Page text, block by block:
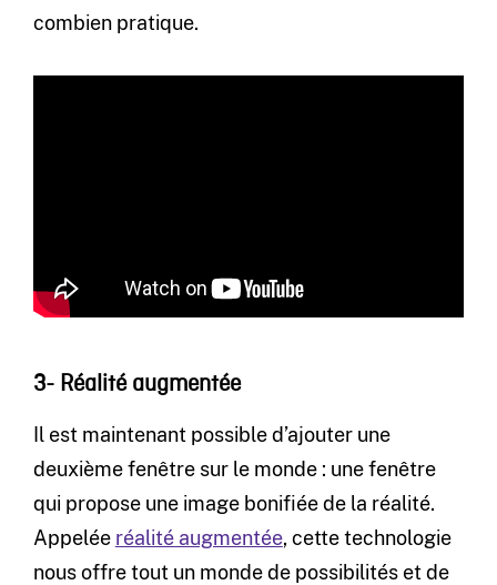
combien pratique.
3- Réalité augmentée
Il est maintenant possible d’ajouter une
deuxième fenêtre sur le monde : une fenêtre
qui propose une image bonifiée de la réalité.
Appelée réalité augmentée, cette technologie
nous offre tout un monde de possibilités et de